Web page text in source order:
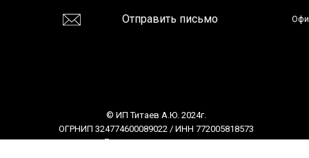
© ИП Титаев А.Ю. 2024г.
ОГРНИП 324774600089022 / ИНН 772005818573
Отправить письмо
Политика